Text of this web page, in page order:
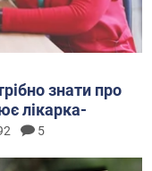
знати про
лікарка-
5